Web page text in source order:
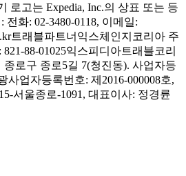
로고는 Expedia, Inc.의 상표 또는 등
전화: 02-3480-0118, 이메일:
트래블파트너익스체인지코리아 주
88-01025익스피디아트래블코리
로구 종로5길 7(청진동). 사업자등
사업자등록번호: 제2016-000008호,
서울종로-1091, 대표이사: 정경륜